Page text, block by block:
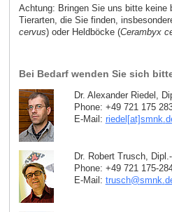
Achtung: Bringen Sie uns bitte keine
Tierarten, die Sie finden,
cervus) oder Heldböcke (Cerambyx
Bei Bedarf wenden Sie sich
Dr. Alexander Riedel,
Phone: +49 721 175
E-Mail: riedel[at]smnk
Dr. Robert Trusch,
Phone: +49 721 175-
E-Mail: trusch@smnk.